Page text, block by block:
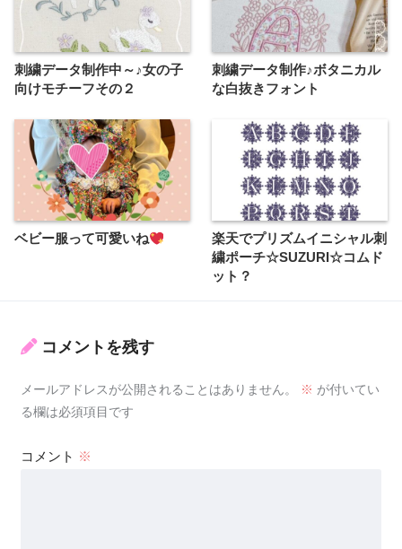
刺繍データ制作中～♪女の子
向けモチーフその２
刺繍データ制作♪ボタニカル
な白抜きフォント
ベビー服って可愛いね
楽天でプリズムイニシャル刺
繍ポーチ☆SUZURI☆コムド
ット？
コメントを残す
メールアドレスが公開されることはありません。 ※ が付いてい
る欄は必須項目です
コメント ※